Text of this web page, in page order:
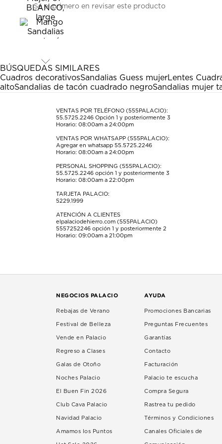
para
calificar
el
artículo
estrella
Esta
acción
abrirá
formulario
para
calificar
el
artículo
estrellas.
Esta
acción
abrirá
formulario
de
para
estrellas.
Esta
acción
abrirá
formulario
de
para
estrellas.
Esta
acción
abrirá
formulario
de
para
Esta
acción
abrirá
formulario
de
envío.
Sé el primero en revisar este producto
BÚSQUEDAS SIMILARES
Cuadros decorativosSandalias Guess mujerLentes
altoSandalias de tacón cuadrado negroSandalias mujer
VENTAS POR TELÉFONO (555PALACIO):
55.5725.2246 Opción 1 y posteriormente 3
Horario: 08:00am a 24:00pm
VENTAS POR WHATSAPP (555PALACIO):
Agregar en whatsapp 55.5725.2246
Horario: 08:00am a 24:00pm
PERSONAL SHOPPING (555PALACIO):
55.5725.2246 opción 1 y posteriormente 3
Horario: 08:00am a 22:00pm
TARJETA PALACIO:
5229.1999
ATENCIÓN A CLIENTES
elpalaciodehierro.com (555PALACIO)
5557252246 opción 1 y posteriormente 2
Horario: 09:00am a 21:00pm
NEGOCIOS PALACIO
Rebajas de Verano
Festival de Belleza
Vende en Palacio
Regreso a Clases
Galas de Otoño
Noches Palacio
El Buen Fin 2026
Club Cava Palacio
Navidad Palacio
Amamos los Puntos
AYUDA
Promociones Bancarias
Preguntas Frecuentes
Garantías
Contacto
Facturación
Palacio te escucha
Compra Segura
Rastrea tu pedido
Términos y Condiciones
Canales Oficiales de